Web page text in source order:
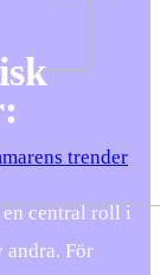
trender
en central roll i
För